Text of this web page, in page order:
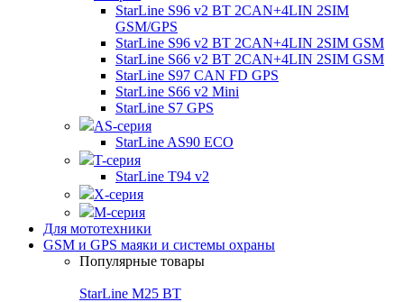
StarLine S96 v2 BT 2CAN+4LIN 2SIM
GSM/GPS
StarLine S96 v2 BT 2CAN+4LIN 2SIM GSM
StarLine S66 v2 BT 2CAN+4LIN 2SIM GSM
StarLine S97 CAN FD GPS
StarLine S66 v2 Mini
StarLine S7 GPS
AS-серия
StarLine AS90 ECO
T-серия
StarLine T94 v2
X-серия
M-серия
Для мототехники
GSM и GPS маяки и системы охраны
Популярные товары
StarLine M25 BT